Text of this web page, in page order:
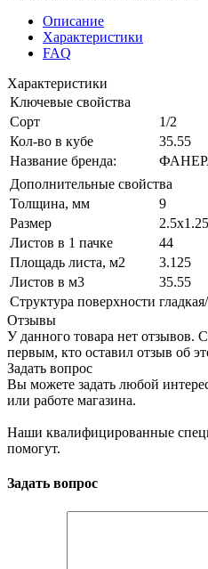
Описание
Характеристики
FAQ
Характеристики
Ключевые свойства
Сорт
1/2
Кол-во в кубе
35.55
Название бренда:
Дополнительные свойства
Толщина, мм
9
Размер
2.5х1.25
Листов в 1 пачке
44
Площадь листа, м2
3.125
Листов в м3
35.55
Структура поверхности
Отзывы
У данного товара нет отзывов.
первым, кто оставил отзыв об
Задать вопрос
Вы можете задать любой
или работе магазина.
Наши квалифицированные
помогут.
Задать вопрос